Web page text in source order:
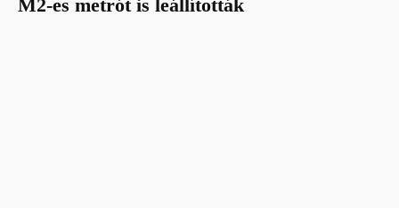
M2-es metrót is leállították